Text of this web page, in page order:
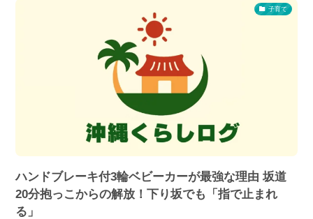
子育て
ハンドブレーキ付3輪ベビーカーが最強な理由 坂道
20分抱っこからの解放！下り坂でも「指で止まれ
る」